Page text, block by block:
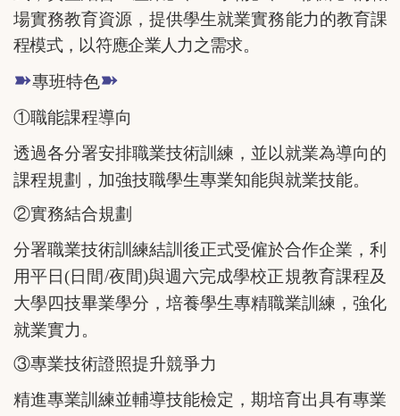
場實務教育資源，提供學生就業實務能力的教育課
程模式，以符應企業人力之需求。
➽專班特色➽
①職能課程導向
透過各分署安排職業技術訓練，並以就業為導向的
課程規劃，加強技職學生專業知能與就業技能。
②實務結合規劃
分署職業技術訓練結訓後正式受僱於合作企業，利
用平日(日間/夜間)與週六完成學校正規教育課程及
大學四技畢業學分，培養學生專精職業訓練，強化
就業實力。
③專業技術證照提升競爭力
精進專業訓練並輔導技能檢定，期培育出具有專業